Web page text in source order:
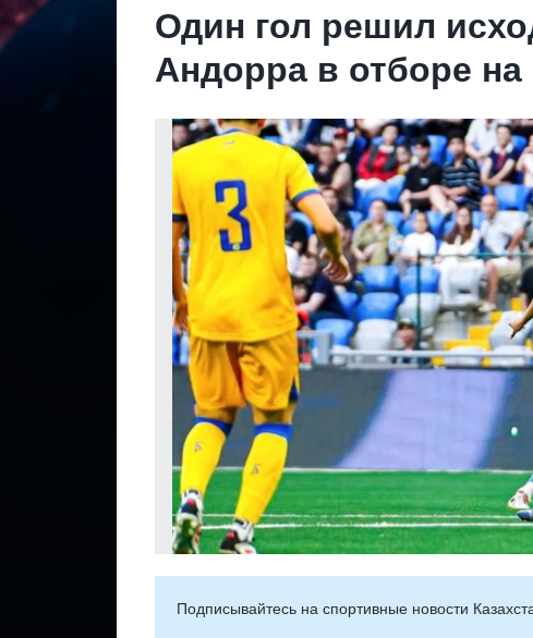
Один гол решил
Андорра в отборе на
Подписывайтесь на cпортивные новости